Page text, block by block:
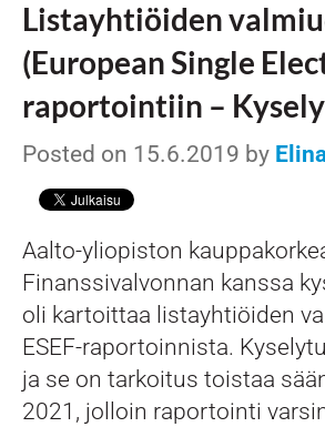
Listayhtiöiden
(European Single
raportointiin –
Posted on 15.6.2019 by
Aalto-yliopiston
Finanssivalvonnan kanssa
oli kartoittaa listayhtiöiden
ESEF-raportoinnista.
ja se on tarkoitus toistaa
2021, jolloin raportointi